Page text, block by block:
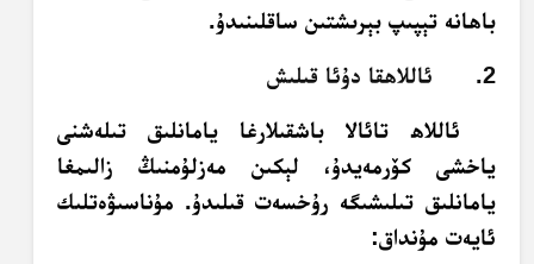
باھانە تېپىپ بېرىشتىن ساقلىنىدۇ.
2. ئاللاھقا دۇئا قىلىش
ئاللاھ تائالا باشقىلارغا يامانلىق تىلەشنى
ياخشى كۆرمەيدۇ، لېكىن مەزلۇمنىڭ زالىمغا
يامانلىق تىلىشىگە رۇخسەت قىلىدۇ. مۇناسىۋەتلىك
ئايەت مۇنداق: